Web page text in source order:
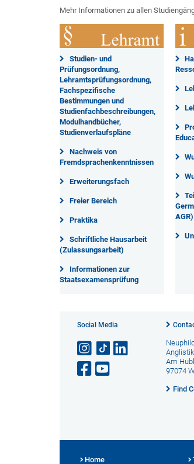
Mehr Informationen zu allen
Studien- und
Prüfungsordnung,
Lehramtsprüfungsordnung,
Fachspezifische
Bestimmungen und
Studienfachbeschreibungen,
Modulhandbücher,
Studienverlaufspläne
Nachweis von
Fremdsprachenkenntnissen
Erweiterungsfach
Freier Bereich
Praktika
Schriftliche Hausarbeit
(Zulassungsarbeit)
Informationen zur
Staatsexamensprüfung
AGR)
Social Media
Am
97074
Find
Home